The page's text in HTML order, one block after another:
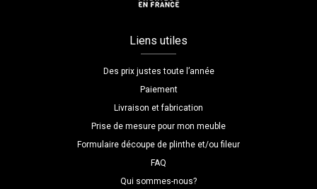
Liens utiles
Des prix justes toute l’année
Paiement
Livraison et fabrication
Prise de mesure pour mon meuble
Formulaire découpe de plinthe et/ou fileur
FAQ
Qui sommes-nous?